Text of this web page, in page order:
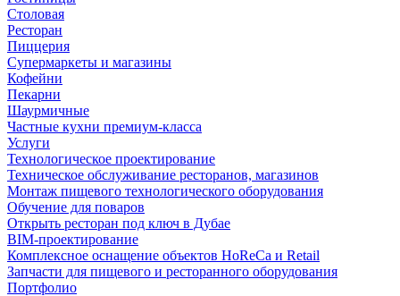
Столовая
Ресторан
Пиццерия
Супермаркеты и магазины
Кофейни
Пекарни
Шаурмичные
Частные кухни премиум-класса
Услуги
Технологическое проектирование
Техническое обслуживание ресторанов, магазинов
Монтаж пищевого технологического оборудования
Обучение для поваров
Открыть ресторан под ключ в Дубае
BIM-проектирование
Комплексное оснащение объектов HoReCa и Retail
Запчасти для пищевого и ресторанного оборудования
Портфолио